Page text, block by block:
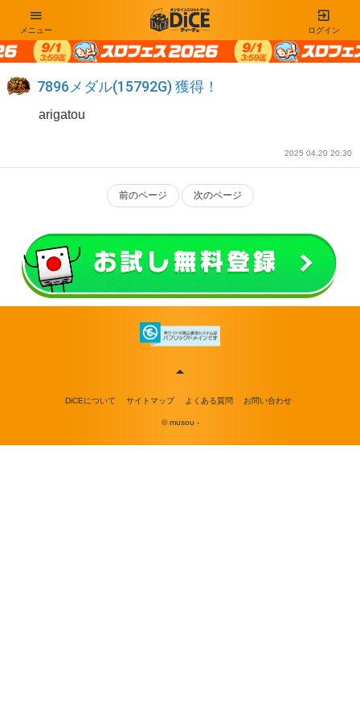
ログイン
メニュー
7896メダル(15792G) 獲得！
arigatou
2025 04.20 20:30
前のページ 次のページ
DiCEについて サイトマップ よくある質問 お問い合わせ
© musou -